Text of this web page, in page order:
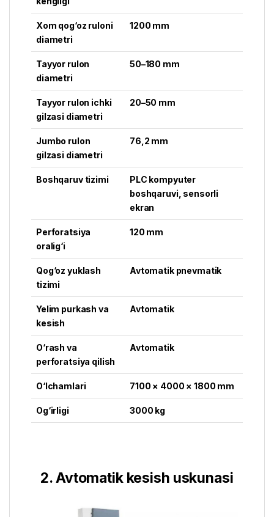
Xom qog‘oz ruloni
diametri
1200 mm
Tayyor rulon
diametri
50–180 mm
Tayyor rulon ichki
gilzasi diametri
20–50 mm
Jumbo rulon
gilzasi diametri
76,2 mm
Boshqaruv tizimi
PLC kompyuter
boshqaruvi, sensorli
ekran
Perforatsiya
oralig‘i
120 mm
Qog‘oz yuklash
tizimi
Avtomatik pnevmatik
Yelim purkash va
kesish
Avtomatik
O‘rash va
perforatsiya qilish
Avtomatik
O‘lchamlari 7100 × 4000 × 1800 mm
Og‘irligi 3000 kg
2. Avtomatik kesish uskunasi